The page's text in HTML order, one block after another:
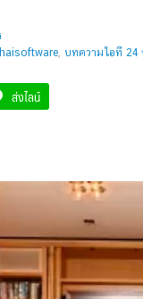
, บทความไอที 24
ส่งไลน์